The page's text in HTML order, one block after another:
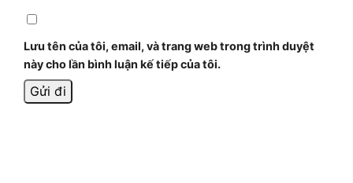
Lưu tên của tôi, email, và trang web trong trình duyệt
này cho lần bình luận kế tiếp của tôi.